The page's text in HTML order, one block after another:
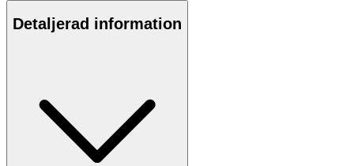
Detaljerad information